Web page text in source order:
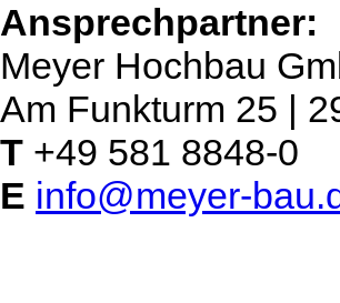
Ansprechpartner:
Meyer Hochbau
Am Funkturm 25 |
T +49 581 8848-0
E info@meyer-